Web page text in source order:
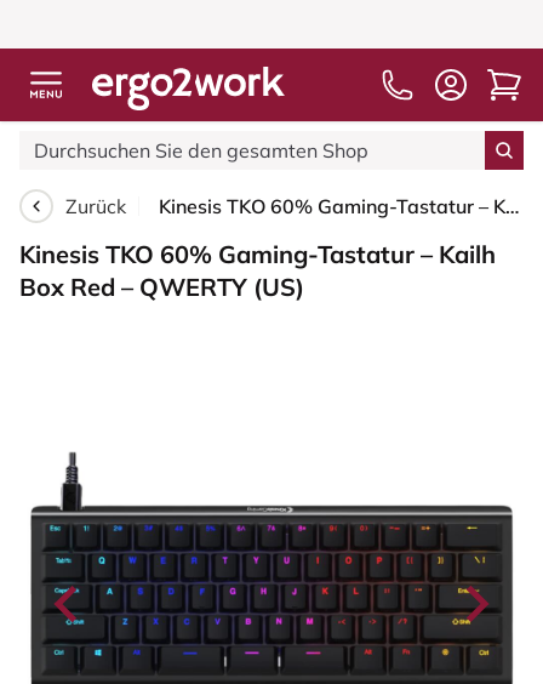
Zurück Kinesis TKO 60% Gaming-Tastatur – Kailh Box Red – QWERTY (US)
Kinesis TKO 60% Gaming-Tastatur – Kailh
Box Red – QWERTY (US)